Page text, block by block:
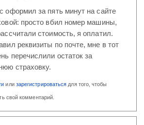
оформил за пять минут на сайте
просто вбил номер машины,
стоимость, я оплатил.
реквизиты по почте, мне в тот
перечислили остаток за
страховку.
или зарегистрироваться для того, чтобы
свой комментарий.